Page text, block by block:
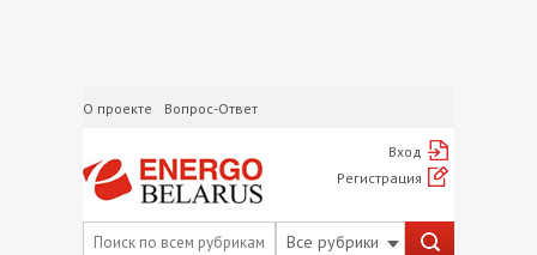
О проекте Вопрос-Ответ
Вход
Регистрация
Все рубрики